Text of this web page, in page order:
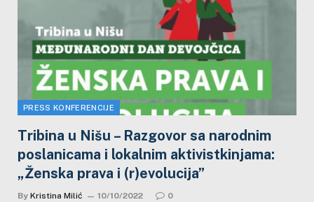
PRESS KONFERENCIJE
Tribina u Nišu – Razgovor sa narodnim
poslanicama i lokalnim aktivistkinjama:
„Ženska prava i (r)evolucija”
By Kristina Milić 10/10/2022 0